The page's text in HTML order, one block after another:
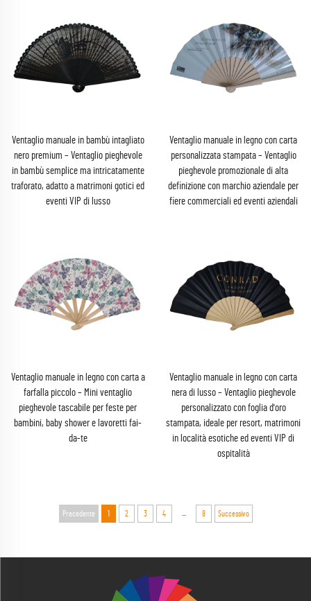
Ventaglio manuale in bambù intagliato
nero premium – Ventaglio pieghevole
in bambù semplice ma intricatamente
traforato, adatto a matrimoni gotici ed
eventi VIP di lusso
Ventaglio manuale in legno con carta
personalizzata stampata – Ventaglio
pieghevole promozionale di alta
definizione con marchio aziendale per
fiere commerciali ed eventi aziendali
Ventaglio manuale in legno con carta a
farfalla piccolo – Mini ventaglio
pieghevole tascabile per feste per
bambini, baby shower e lavoretti fai-
da-te
Ventaglio manuale in legno con carta
nera di lusso – Ventaglio pieghevole
personalizzato con foglia d'oro
stampata, ideale per resort, matrimoni
in località esotiche ed eventi VIP di
ospitalità
Precedente 1 2 3 4 8 Successivo